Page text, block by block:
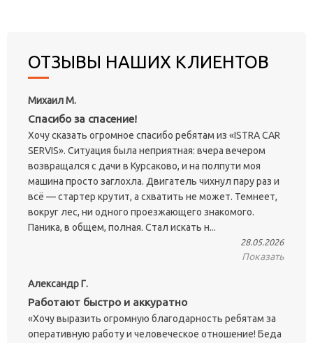
ОТЗЫВЫ НАШИХ КЛИЕНТОВ
Михаил М.
Спасибо за спасение!
Хочу сказать огромное спасибо ребятам из «ISTRA CAR
SERVIS». Ситуация была неприятная: вчера вечером
возвращался с дачи в Курсаково, и на полпути моя
машина просто заглохла. Двигатель чихнул пару раз и
всё — стартер крутит, а схватить не может. Темнеет,
вокруг лес, ни одного проезжающего знакомого.
Паника, в общем, полная. Стал искать н...
28.05.2026
Показать
Александр Г.
Работают быстро и аккуратно
«Хочу выразить огромную благодарность ребятам за
оперативную работу и человеческое отношение! Беда